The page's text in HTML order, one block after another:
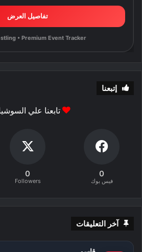
تفاصيل العرض
• Premium Event Tracker
إتبعنا
تابعنا علي
0
فيس بوك
0
Followers
آخر التعليقات